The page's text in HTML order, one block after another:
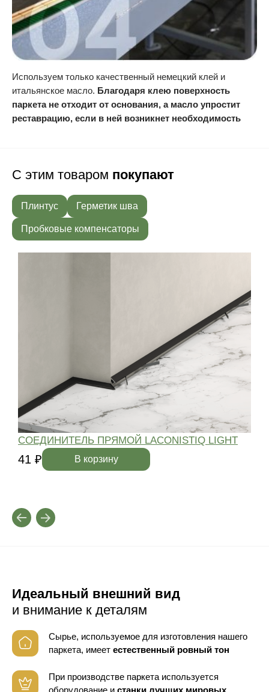
Используем только качественный немецкий клей и
итальянское масло. Благодаря клею поверхность
паркета не отходит от основания, а масло упростит
реставрацию, если в ней возникнет необходимость
С этим товаром покупают
Плинтус Герметик шва
Пробковые компенсаторы
СОЕДИНИТЕЛЬ ПРЯМОЙ LACONISTIQ LIGHT
41 ₽ В корзину
Идеальный внешний вид
и внимание к деталям
Сырье, используемое для изготовления нашего
паркета, имеет естественный ровный тон
При производстве паркета используется